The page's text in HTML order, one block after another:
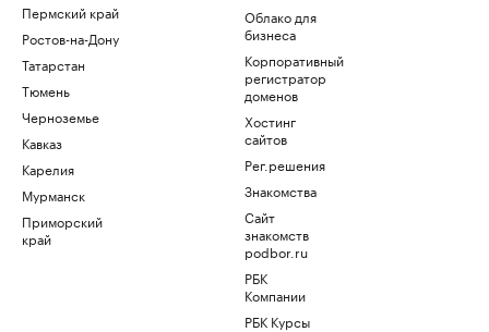
Пермский край
Ростов-на-Дону
Татарстан
Тюмень
Черноземье
Кавказ
Карелия
Мурманск
Приморский
край
Облако для
бизнеса
Корпоративный
регистратор
доменов
Хостинг
сайтов
Рег.решения
Знакомства
Сайт
знакомств
podbor.ru
РБК
Компании
РБК Курсы